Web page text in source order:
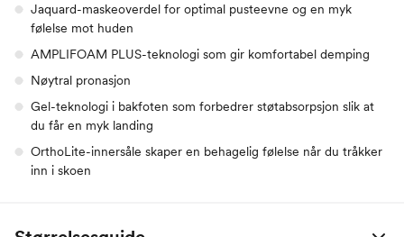
Jaquard-maskeoverdel for optimal pusteevne og en myk
følelse mot huden
AMPLIFOAM PLUS-teknologi som gir komfortabel demping
Nøytral pronasjon
Gel-teknologi i bakfoten som forbedrer støtabsorpsjon slik at
du får en myk landing
OrthoLite-innersåle skaper en behagelig følelse når du tråkker
inn i skoen